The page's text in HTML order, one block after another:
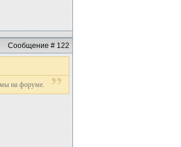
Сообщение # 122
на форуме.